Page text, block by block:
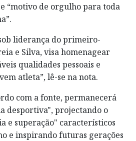
“motivo de orgulho para toda
liderança do primeiro-
e Silva, visa homenagear
qualidades pessoais e
atleta”, lê-se na nota.
com a fonte, permanecerá
desportiva", projectando o
e superação" característicos
e inspirando futuras gerações